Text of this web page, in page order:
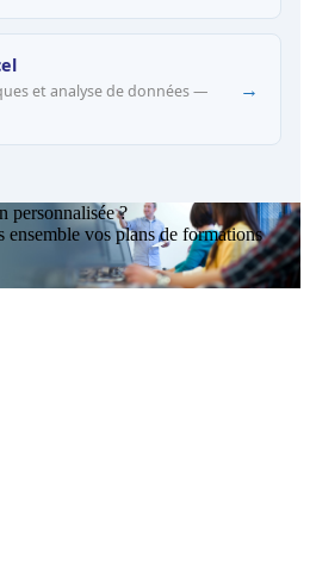
et analyse de données —
→
personnalisée ?
ensemble vos plans de formations